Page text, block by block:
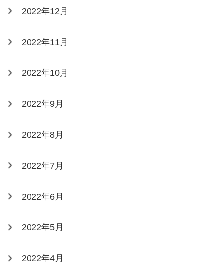
2022年12月
2022年11月
2022年10月
2022年9月
2022年8月
2022年7月
2022年6月
2022年5月
2022年4月